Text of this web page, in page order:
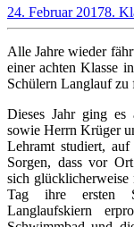
24. Februar 20178.
Alle Jahre wieder
einer achten Klasse
Schülern Langlauf zu
Dieses Jahr ging es
sowie Herrn Krüger
Lehramt studiert,
Sorgen, dass vor
sich glücklicherweise
Tag ihre ersten
Langlaufskiern